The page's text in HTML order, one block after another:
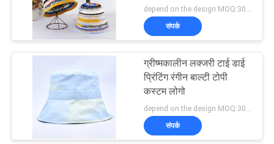
कारखानाकशीदाकारी बेसबॉल कैप्स
402
क्रोकेट बाल्टी टोपी मोटी
महिला मछुआरे टोपी
depend on the design MOQ:300PCS/STYLE/COLOR/SIZE
संपर्क
ग्रीष्मकालीन लक्जरी टाई डाई
प्रिंटिंग रंगीन बाल्टी टोपी
कस्टम लोगो
संपर्क